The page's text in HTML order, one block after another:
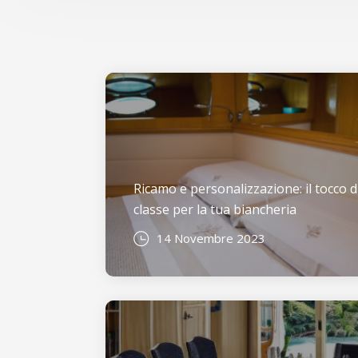
Ricamo e personalizzazione: il tocco
classe per la tua biancheria
14 Novembre 2023